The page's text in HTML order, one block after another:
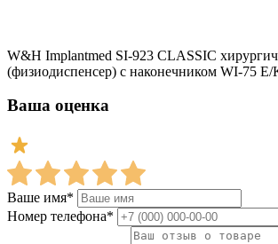
W&H Implantmed SI-923 CLASSIC
(физиодиспенсер) с наконечником WI-75 E/
Ваша оценка
Ваше имя*
Номер телефона*